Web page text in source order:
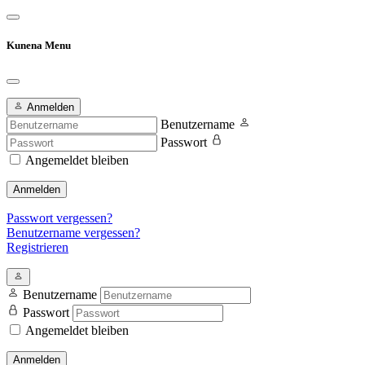
Kunena Menu
Anmelden
Benutzername
Passwort
Angemeldet bleiben
Anmelden
Passwort vergessen?
Benutzername vergessen?
Registrieren
Benutzername
Passwort
Angemeldet bleiben
Anmelden